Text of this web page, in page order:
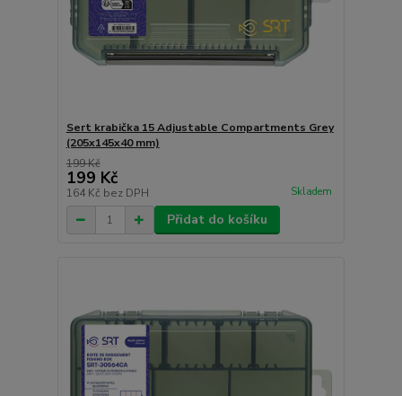
Sert krabička 15 Adjustable Compartments Grey
(205x145x40 mm)
199 Kč
199 Kč
164 Kč bez DPH Skladem
Přidat do košíku